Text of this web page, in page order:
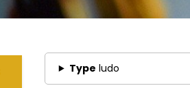
Type ludo